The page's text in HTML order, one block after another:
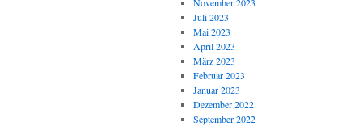
Juli 2023
Mai 2023
April 2023
März 2023
Februar 2023
Januar 2023
Dezember 2022
September 2022